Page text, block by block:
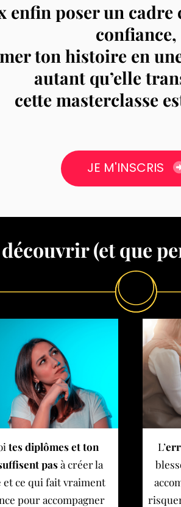
enfin poser un cadre
confiance,
ton histoire en
autant qu’elle
cette masterclasse
JE M'INSCRIS
(et que
tes diplômes et ton
pasà créer la
et ce qui fait vraiment
pour accompagner
L’